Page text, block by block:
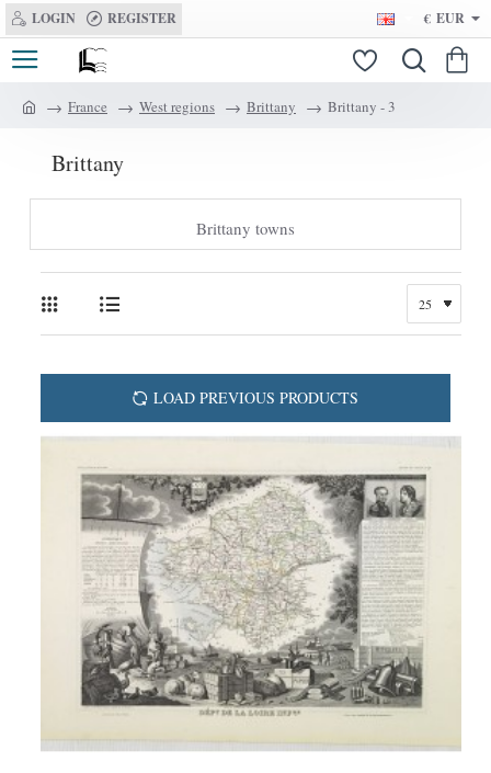
LOGIN REGISTER € EUR
France West regions Brittany Brittany - 3
Brittany
Brittany towns
LOAD PREVIOUS PRODUCTS